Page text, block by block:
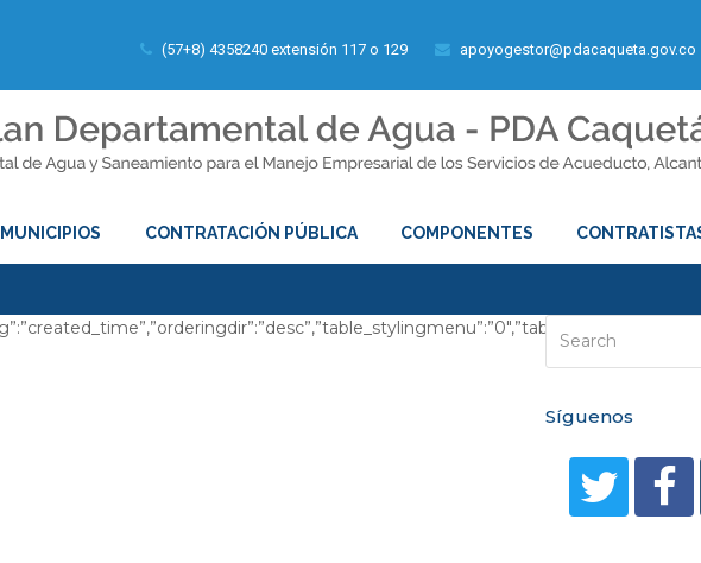
(57+8) 4358240 extensión 117 o 129 apoyogestor@pdacaqueta.gov.co
MUNICIPIOS CONTRATACIÓN PÚBLICA COMPONENTES
Síguenos